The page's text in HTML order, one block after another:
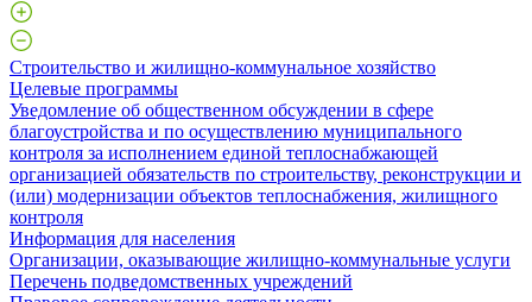
Строительство и жилищно-коммунальное хозяйство
Целевые программы
Уведомление об общественном обсуждении в сфере
благоустройства и по осуществлению муниципального
контроля за исполнением единой теплоснабжающей
организацией обязательств по строительству, реконструкции и
(или) модернизации объектов теплоснабжения, жилищного
контроля
Информация для населения
Организации, оказывающие жилищно-коммунальные услуги
Перечень подведомственных учреждений